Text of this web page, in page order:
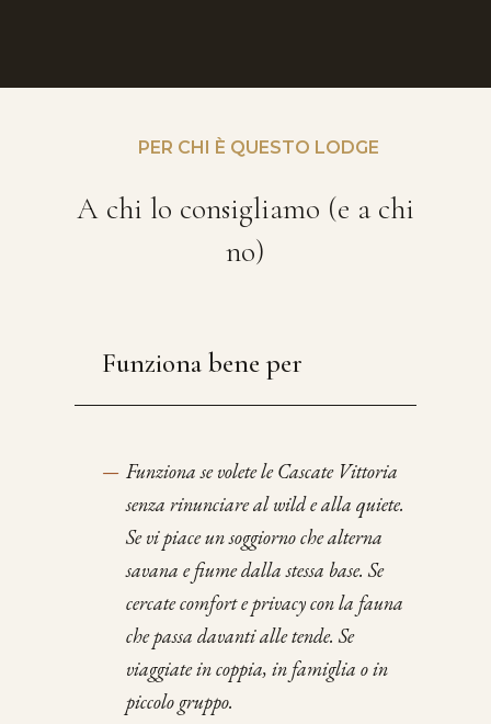
PER CHI È QUESTO LODGE
A chi lo consigliamo (e a chi
no)
Funziona bene per
— Funziona se volete le Cascate Vittoria
senza rinunciare al wild e alla quiete.
Se vi piace un soggiorno che alterna
savana e fiume dalla stessa base. Se
cercate comfort e privacy con la fauna
che passa davanti alle tende. Se
viaggiate in coppia, in famiglia o in
piccolo gruppo.